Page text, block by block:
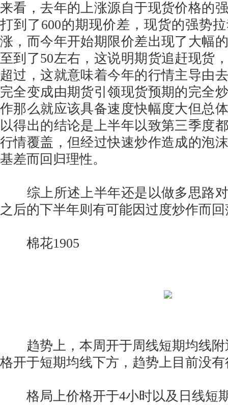
来看，去年的上涨源自于现货价格的
打到了600的期现价差，现货的强势
涨，而今年开始期限价差出现了大幅
至到了50左右，这说明期货追赶现货
超过，这就意味着今年的行情主导由
完全变成由期货引领现货预期的完全
作那么就应该具备速度快幅度大但总
以得出的结论是上半年以致第三季度
行情覆盖，但经过快速炒作造成的泡
基差而回归理性。
综上所述上半年还是以做多思路对
之后的下半年则有可能因过度炒作而
棉花1905
趋势上，本周开于周线短期均线附
格开于短期均线下方，趋势上目前没
格局上价格开于4小时以及日线短